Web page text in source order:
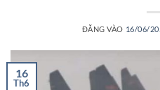
ĐĂNG VÀO 16/06/
16
Th6